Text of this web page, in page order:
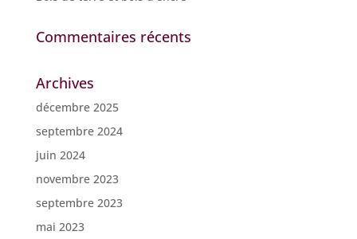
Commentaires récents
Archives
décembre 2025
septembre 2024
juin 2024
novembre 2023
septembre 2023
mai 2023